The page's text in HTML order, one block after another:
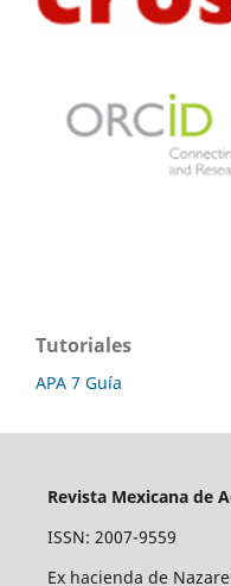
Tutoriales
APA 7 Guía
Revista Mexicana de
ISSN: 2007-9559
Ex hacienda de